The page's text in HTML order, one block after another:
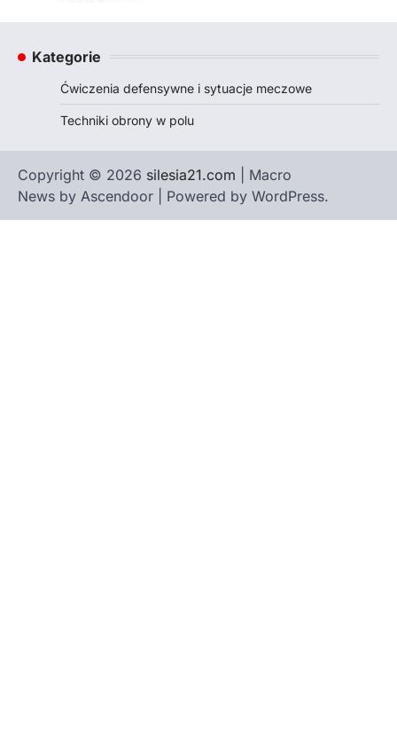
Kategorie
Ćwiczenia defensywne i sytuacje meczowe
Techniki obrony w polu
Copyright © 2026 silesia21.com | Macro
News by Ascendoor | Powered by WordPress.